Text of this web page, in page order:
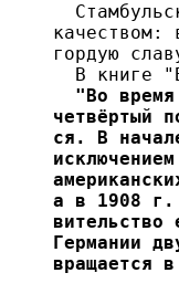
качеством:
гордую
В книге
"Во
четвёртый
ся. В
а в 1908 г.
вительство
Германии
вращается